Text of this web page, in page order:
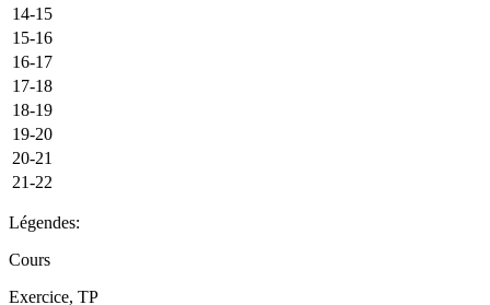
14-15
15-16
16-17
17-18
18-19
19-20
20-21
21-22
Légendes:
Cours
Exercice, TP